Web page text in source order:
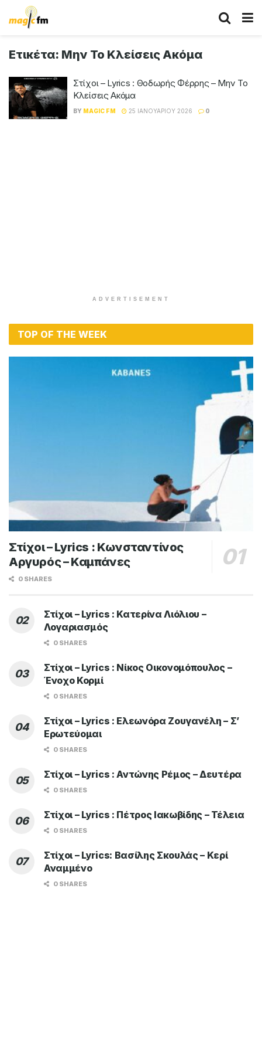
Ετικέτα: Μην Το Κλείσεις Ακόμα
Στίχοι – Lyrics : Θοδωρής Φέρρης – Μην Το
Κλείσεις Ακόμα
BY MAGIC FM 25 ΙΑΝΟΥΑΡΊΟΥ 2026 0
ADVERTISEMENT
TOP OF THE WEEK
Στίχοι – Lyrics : Κωνσταντίνος
Αργυρός – Καμπάνες
0 SHARES
Στίχοι – Lyrics : Κατερίνα Λιόλιου –
Λογαριασμός
0 SHARES
Στίχοι – Lyrics : Νίκος Οικονομόπουλος –
Ένοχο Κορμί
0 SHARES
Στίχοι – Lyrics : Ελεωνόρα Ζουγανέλη – Σ’
Ερωτεύομαι
0 SHARES
Στίχοι – Lyrics : Αντώνης Ρέμος – Δευτέρα
0 SHARES
Στίχοι – Lyrics : Πέτρος Ιακωβίδης – Τέλεια
0 SHARES
Στίχοι – Lyrics: Βασίλης Σκουλάς – Κερί
Αναμμένο
0 SHARES